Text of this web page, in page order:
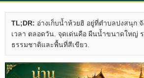
TL;DR: อ่างเก็บน้ำห้วยฮิ อยู่ที่ตำบลปงสนุก
เวลา ตลอดวัน. จุดเด่นคือ ผืนน้ำขนาดใหญ่
ธรรมชาติและพื้นที่สีเขียว.